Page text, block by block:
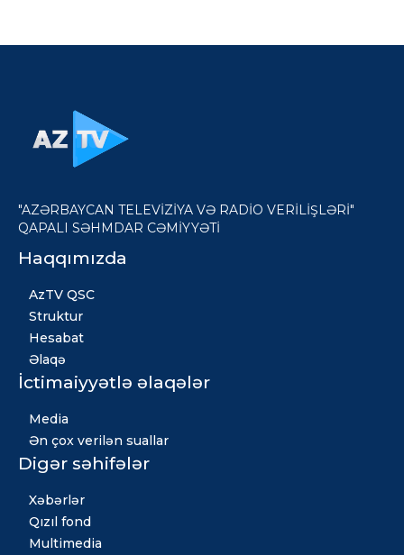
"AZƏRBAYCAN TELEVİZİYA VƏ RADİO VERİLİŞLƏRİ"
QAPALI SƏHMDAR CƏMİYYƏTİ
Haqqımızda
AzTV QSC
Struktur
Hesabat
Əlaqə
İctimaiyyətlə əlaqələr
Media
Ən çox verilən suallar
Digər səhifələr
Xəbərlər
Qızıl fond
Multimedia